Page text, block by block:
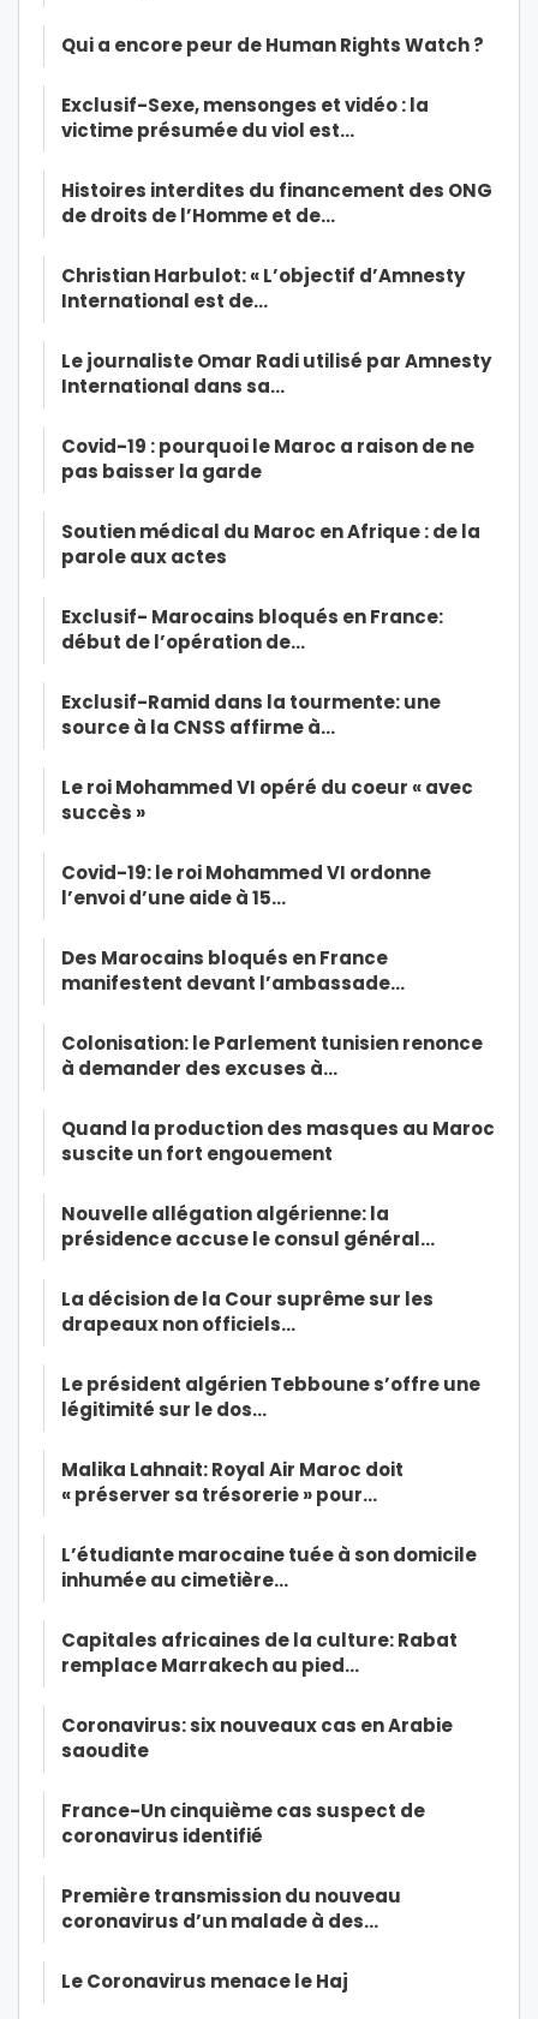
Qui a encore peur de Human Rights Watch ?
Exclusif-Sexe, mensonges et vidéo : la
victime présumée du viol est…
Histoires interdites du financement des ONG
de droits de l’Homme et de…
Christian Harbulot: « L’objectif d’Amnesty
International est de…
Le journaliste Omar Radi utilisé par Amnesty
International dans sa…
Covid-19 : pourquoi le Maroc a raison de ne
pas baisser la garde
Soutien médical du Maroc en Afrique : de la
parole aux actes
Exclusif- Marocains bloqués en France:
début de l’opération de…
Exclusif-Ramid dans la tourmente: une
source à la CNSS affirme à…
Le roi Mohammed VI opéré du coeur « avec
succès »
Covid-19: le roi Mohammed VI ordonne
l’envoi d’une aide à 15…
Des Marocains bloqués en France
manifestent devant l’ambassade…
Colonisation: le Parlement tunisien renonce
à demander des excuses à…
Quand la production des masques au Maroc
suscite un fort engouement
Nouvelle allégation algérienne: la
présidence accuse le consul général…
La décision de la Cour suprême sur les
drapeaux non officiels…
Le président algérien Tebboune s’offre une
légitimité sur le dos…
Malika Lahnait: Royal Air Maroc doit
« préserver sa trésorerie » pour…
L’étudiante marocaine tuée à son domicile
inhumée au cimetière…
Capitales africaines de la culture: Rabat
remplace Marrakech au pied…
Coronavirus: six nouveaux cas en Arabie
saoudite
France-Un cinquième cas suspect de
coronavirus identifié
Première transmission du nouveau
coronavirus d’un malade à des…
Le Coronavirus menace le Haj